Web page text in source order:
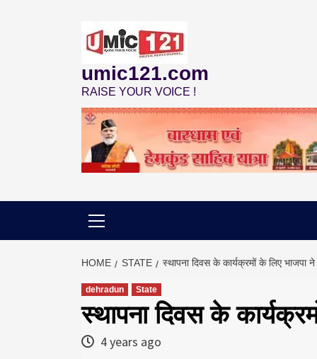
umic121.com
RAISE YOUR VOICE !
HOME STATE स्थापना दिवस के कार्यक्रमों के लिए भाजपा ने
dehradun State
स्थापना दिवस के
4 years ago